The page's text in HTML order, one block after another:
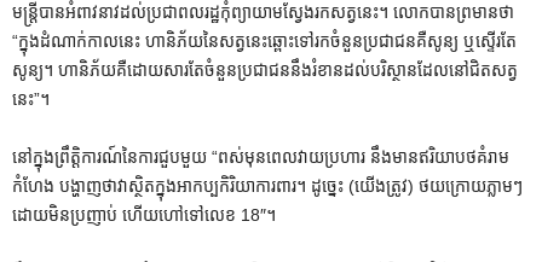
មន្ត្រី​បាន​អំពាវនាវ​ដល់​ប្រជាពលរដ្ឋ​កុំ​ព្យាយាម​ស្វែងរក​សត្វ​នេះ​។ លោកបានព្រមានថា
“ក្នុងដំណាក់កាលនេះ ហានិភ័យនៃសត្វនេះឆ្ពោះទៅរកចំនួនប្រជាជនគឺសូន្យ ឬស្ទើរតែ
សូន្យ។ ហានិភ័យគឺដោយសារតែចំនួនប្រជាជននឹងរំខានដល់បរិស្ថានដែលនៅជិតសត្វ
នេះ”។
នៅក្នុងព្រឹត្តិការណ៍នៃការជួបមួយ “ពស់មុនពេលវាយប្រហារ នឹងមានឥរិយាបថគំរាម
កំហែង បង្ហាញថាវាស្ថិតក្នុងអាកប្បកិរិយាការពារ។ ដូច្នេះ (យើងត្រូវ) ថយក្រោយភ្លាមៗ
ដោយមិនប្រញាប់ ហើយហៅទៅលេខ 18″។